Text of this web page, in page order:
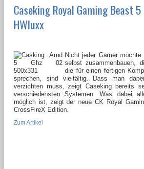
Caseking Royal Gaming Beast
HWluxx
Nicht jeder Gamer möchte
selbst zusammenbauen,
die für einen fertigen
sprechen, sind vielfältig. Dass man
verzichten muss, zeigt Caseking bereits
verschiedensten Systemen. Was dabei
möglich ist, zeigt der neue CK Royal
CrossFireX Edition.
Zum Artikel